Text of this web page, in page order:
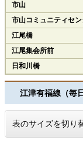
市山
市山コミュニティセ
江尾橋
江尾集会所前
日和川橋
江津有福線（毎
表のサイズを切り